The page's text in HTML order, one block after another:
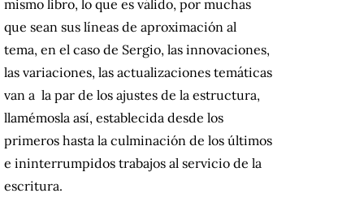
mismo libro, lo que es válido, por muchas
que sean sus líneas de aproximación al
tema, en el caso de Sergio, las innovaciones,
las variaciones, las actualizaciones temáticas
van a la par de los ajustes de la estructura,
llamémosla así, establecida desde los
primeros hasta la culminación de los últimos
e ininterrumpidos trabajos al servicio de la
escritura.